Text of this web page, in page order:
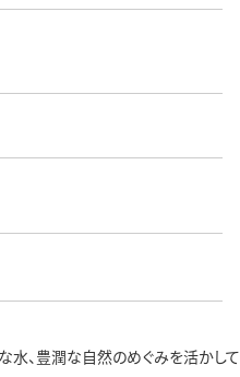
、豊潤な自然のめぐみを活かし